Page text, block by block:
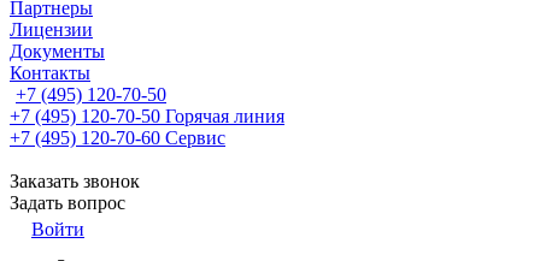
Партнеры
Лицензии
Документы
Контакты
+7 (495) 120-70-50
+7 (495) 120-70-50 Горячая линия
+7 (495) 120-70-60 Сервис
Заказать звонок
Задать вопрос
Войти